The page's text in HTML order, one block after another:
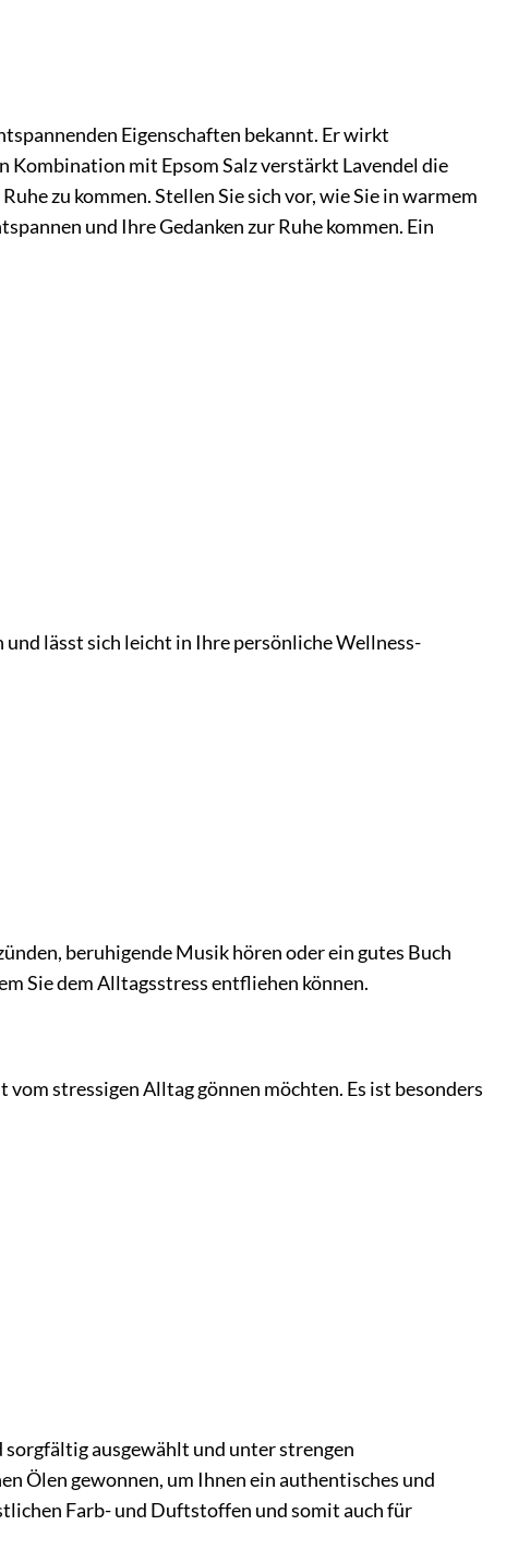
Eigenschaften bekannt. Er wirkt
mit Epsom Salz verstärkt Lavendel die
zu kommen. Stellen Sie sich vor, wie Sie in warmem
und Ihre Gedanken zur Ruhe kommen. Ein
und lässt sich leicht in Ihre persönliche Wellness-
beruhigende Musik hören oder ein gutes Buch
Sie dem Alltagsstress entfliehen können.
vom stressigen Alltag gönnen möchten. Es ist besonders
ausgewählt und unter strengen
Ölen gewonnen, um Ihnen ein authentisches und
Farb- und Duftstoffen und somit auch für